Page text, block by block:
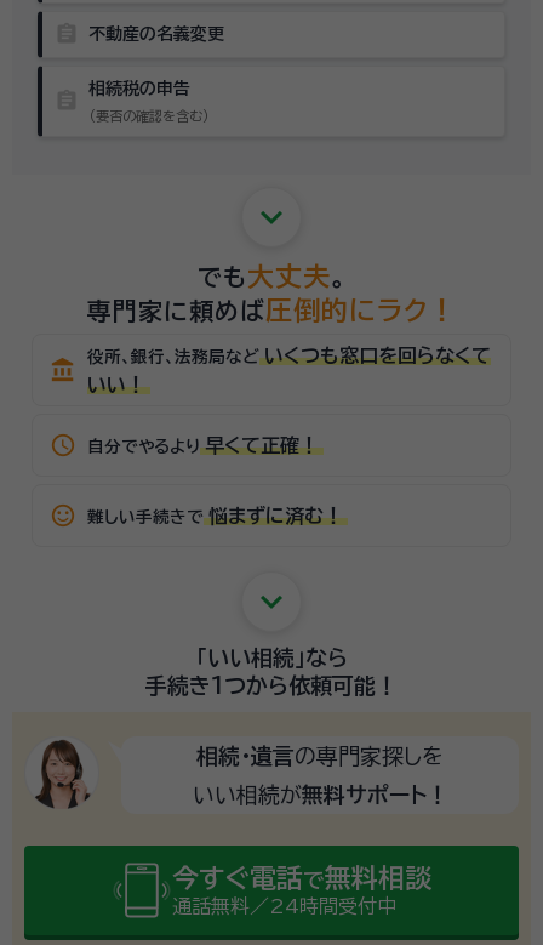
不動産の名義変更
相続税の申告
（要否の確認を含む）
keyboard_arrow_down
でも 大丈夫。
専門家に頼めば圧倒的にラク！
account_balance 役所、銀行、法務局など いくつも窓口を回らなくて
いい！
schedule 自分でやるより 早くて正確！
sentiment_satisfied_alt 難しい手続きで 悩まずに済む！
keyboard_arrow_down
「いい相続」なら
手続き1つから依頼可能！
相続・遺言の専門家探しを
いい相続が無料サポート！
今すぐ電話で無料相談
通話無料／24時間受付中